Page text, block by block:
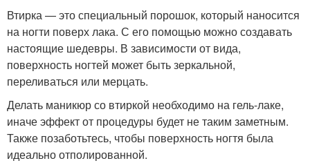
Втирка — это специальный порошок, который наносится
на ногти поверх лака. С его помощью можно создавать
настоящие шедевры. В зависимости от вида,
поверхность ногтей может быть зеркальной,
переливаться или мерцать.
Делать маникюр со втиркой необходимо на гель-лаке,
иначе эффект от процедуры будет не таким заметным.
Также позаботьтесь, чтобы поверхность ногтя была
идеально отполированной.